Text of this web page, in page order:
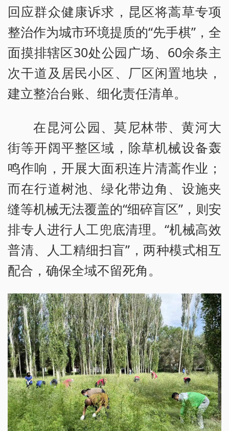
回应群众健康诉求，昆区将蒿草专项
整治作为城市环境提质的“先手棋”，全
面摸排辖区30处公园广场、60余条主
次干道及居民小区、厂区闲置地块，
建立整治台账、细化责任清单。
在昆河公园、莫尼林带、黄河大
街等开阔平整区域，除草机械设备轰
鸣作响，开展大面积连片清蒿作业；
而在行道树池、绿化带边角、设施夹
缝等机械无法覆盖的“细碎盲区”，则安
排专人进行人工兜底清理。“机械高效
普清、人工精细扫盲”，两种模式相互
配合，确保全域不留死角。